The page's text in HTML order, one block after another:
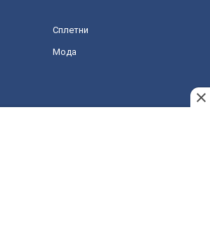
Сплетни
Мода